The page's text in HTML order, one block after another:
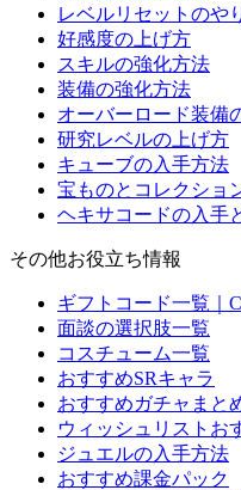
レベルリセットのや
好感度の上げ方
スキルの強化方法
装備の強化方法
オーバーロード装備
研究レベルの上げ方
キューブの入手方法
宝ものとコレクショ
ヘキサコードの入手
その他お役立ち情報
ギフトコード一覧｜
面談の選択肢一覧
コスチューム一覧
おすすめSRキャラ
おすすめガチャまと
ウィッシュリストお
ジュエルの入手方法
おすすめ課金パック